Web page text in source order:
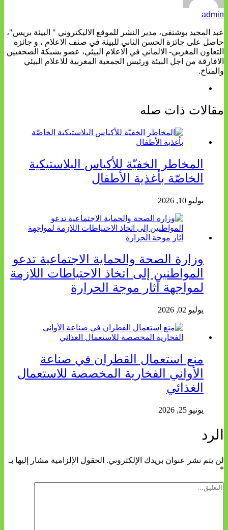
admin
عبد المجيد بوشنفى، مدير النشر للموقع الاليكتروني " البيئة بريس"،
حاصل على جائزة الحسن الثاني للبيئة في صنف الاعلام ، و جائزة
التعاون المغربي- الالماني في الاعلام البيئي، عضو بشبكة الصحفيين
الافارقة من اجل البيئة ورئيس الجمعية المغربية للاعلام البيئي
والمناخ.
مقالات ذات صله
المخاطر الخفيّة للأكياس البلاستيكية
الخاصّة بأغذية الأطفال
يوليو 10, 2026
وزارة الصحة والحماية الاجتماعية تدعو
المواطنين إلى اتخاذ الاحتياطات اللازمة
لمواجهة آثار موجة الحرارة
يوليو 02, 2026
منع استعمال القطران في صناعة
الأواني الفخارية المخصصة للاستعمال
الغذائي
يونيو 25, 2026
الرد
لن يتم نشر عنوان بريدك الإلكتروني. الحقول الإلزامية مشار إليها بـ
*